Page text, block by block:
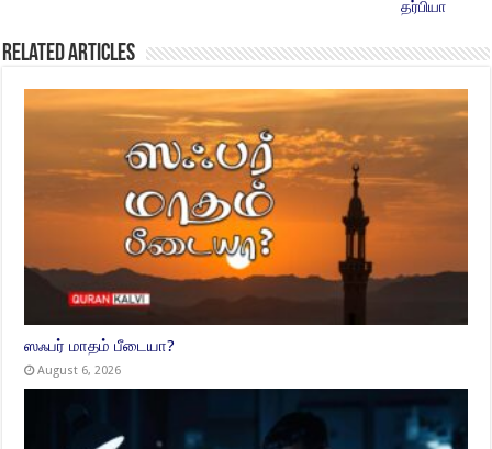
தர்பியா
Related Articles
ஸஃபர் மாதம் பீடையா?
August 6, 2026